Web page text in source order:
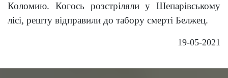
Коломию. Когось розстріляли у Шепарівському
лісі, решту відправили до табору смерті Белжец.
19-05-2021